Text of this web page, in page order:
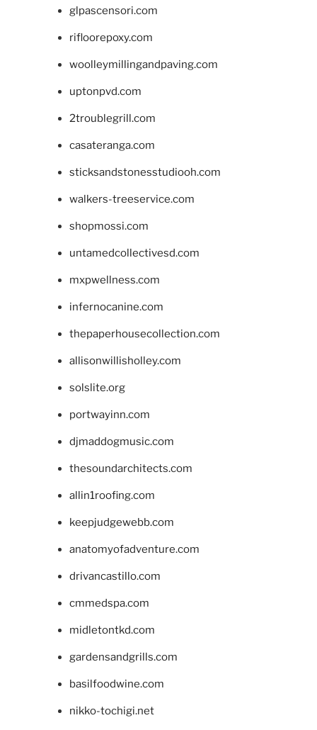
glpascensori.com
rifloorepoxy.com
woolleymillingandpaving.com
uptonpvd.com
2troublegrill.com
casateranga.com
sticksandstonesstudiooh.com
walkers-treeservice.com
shopmossi.com
untamedcollectivesd.com
mxpwellness.com
infernocanine.com
thepaperhousecollection.com
allisonwillisholley.com
solslite.org
portwayinn.com
djmaddogmusic.com
thesoundarchitects.com
allin1roofing.com
keepjudgewebb.com
anatomyofadventure.com
drivancastillo.com
cmmedspa.com
midletontkd.com
gardensandgrills.com
basilfoodwine.com
nikko-tochigi.net